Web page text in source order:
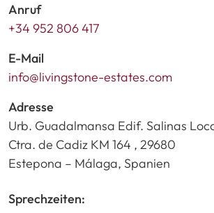
Anruf
+34 952 806 417
E-Mail
info@livingstone-estates.com
Adresse
Urb. Guadalmansa Edif. Salinas
Ctra. de Cadiz KM 164 , 29680
Estepona – Málaga, Spanien
Sprechzeiten: